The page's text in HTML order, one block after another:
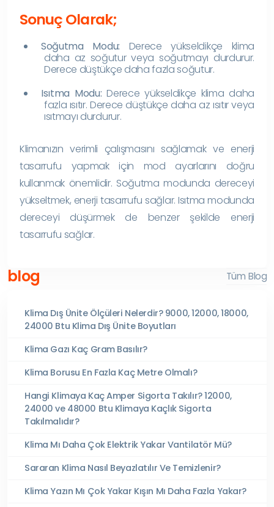
Sonuç Olarak;
Soğutma Modu: Derece yükseldikçe klima
daha az soğutur veya soğutmayı durdurur.
Derece düştükçe daha fazla soğutur.
Isıtma Modu: Derece yükseldikçe klima daha
fazla ısıtır. Derece düştükçe daha az ısıtır veya
ısıtmayı durdurur.
Klimanızın verimli çalışmasını sağlamak ve enerji
tasarrufu yapmak için mod ayarlarını doğru
kullanmak önemlidir. Soğutma modunda dereceyi
yükseltmek, enerji tasarrufu sağlar. Isıtma modunda
dereceyi düşürmek de benzer şekilde enerji
tasarrufu sağlar.
blog Tüm Blog
Klima Dış Ünite Ölçüleri Nelerdir? 9000, 12000, 18000,
24000 Btu Klima Dış Ünite Boyutları
Klima Gazı Kaç Gram Basılır?
Klima Borusu En Fazla Kaç Metre Olmalı?
Hangi Klimaya Kaç Amper Sigorta Takılır? 12000,
24000 ve 48000 Btu Klimaya Kaçlık Sigorta
Takılmalıdır?
Klima Mı Daha Çok Elektrik Yakar Vantilatör Mü?
Sararan Klima Nasıl Beyazlatılır Ve Temizlenir?
Klima Yazın Mı Çok Yakar Kışın Mı Daha Fazla Yakar?